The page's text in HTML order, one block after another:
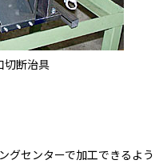
切断治具
グセンターで加工できるよう